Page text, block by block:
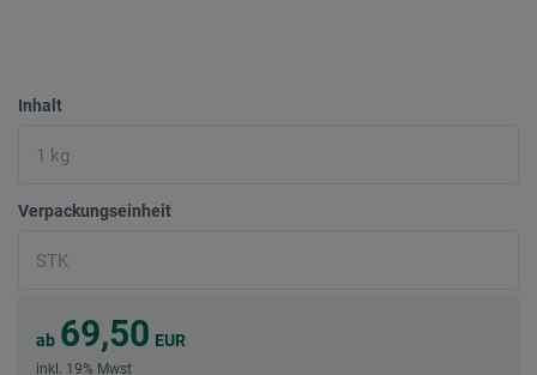
Inhalt
Verpackungseinheit
ab 69,50 EUR
inkl. 19% Mwst